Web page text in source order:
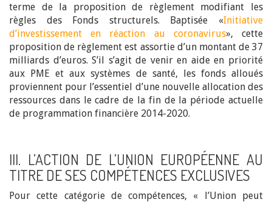
terme de la proposition de règlement modifiant les
règles des Fonds structurels. Baptisée «Initiative
d’investissement en réaction au coronavirus», cette
proposition de règlement est assortie d’un montant de 37
milliards d’euros. S’il s’agit de venir en aide en priorité
aux PME et aux systèmes de santé, les fonds alloués
proviennent pour l’essentiel d’une nouvelle allocation des
ressources dans le cadre de la fin de la période actuelle
de programmation financière 2014-2020.
III. L’ACTION DE L’UNION EUROPÉENNE AU
TITRE DE SES COMPÉTENCES EXCLUSIVES
Pour cette catégorie de compétences, « l’Union peut